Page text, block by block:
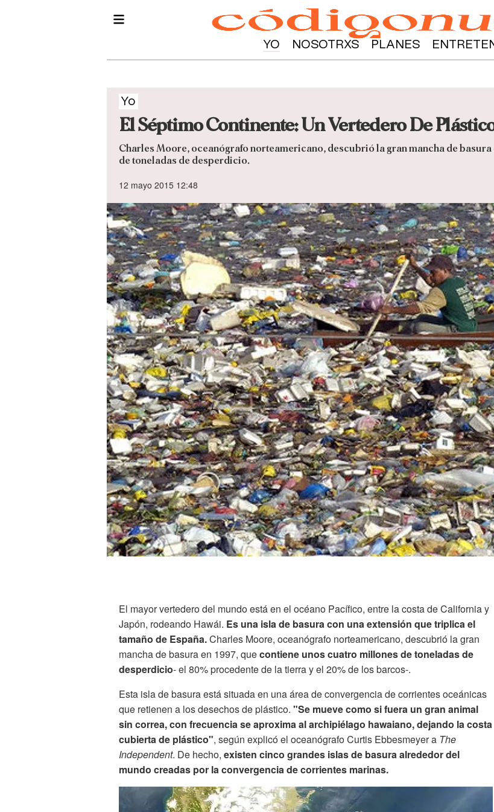
YO NOSOTRXS PLANES
Yo
El Séptimo Continente: Un Vertedero De
Charles Moore, oceanógrafo norteamericano, descubrió la gran mancha de
de toneladas de desperdicio.
12 mayo 2015 12:48
El mayor vertedero del mundo está en el océano Pacífico, entre la costa de California y
Japón, rodeando Hawái. Es una isla de basura con una extensión que triplica el
tamaño de España.Charles Moore, oceanógrafo norteamericano, descubrió la gran
mancha de basura en 1997, quecontiene unos cuatro millones de toneladas de
desperdicio- el 80% procedente de la tierra y el 20% de los barcos-.
Esta isla de basura está situada en una área de convergencia de corrientes oceánicas
que retienen a los desechos de plástico. "Se mueve como si fuera un gran animal
sin correa, con frecuencia se aproxima al archipiélago hawaiano, dejando la costa
cubierta de plástico", según explicó el oceanógrafo Curtis Ebbesmeyer a The
Independent. De hecho, existen cinco grandes islas de basura alrededor del
mundo creadas por la convergencia de corrientes marinas.